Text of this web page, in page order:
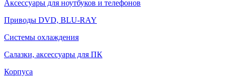
Аксессуары для ноутбуков и телефонов
Приводы DVD, BLU-RAY
Системы охлаждения
Салазки, аксессуары для ПК
Корпуса